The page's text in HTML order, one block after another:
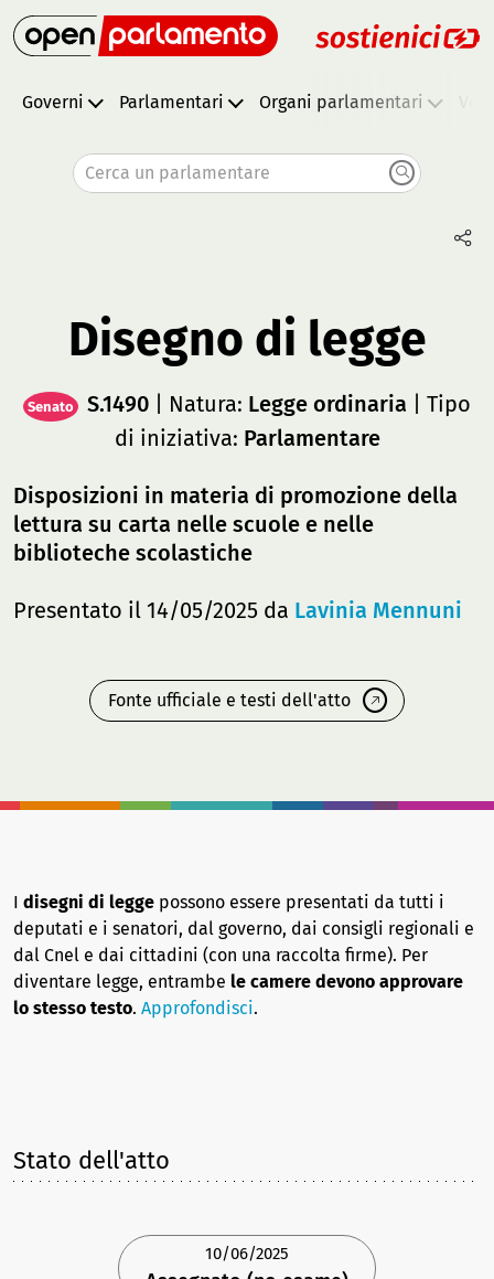
Governi Parlamentari Organi parlamentari
Cerca un parlamentare
Disegno di legge
Senato S.1490 | Natura: Legge ordinaria | Tipo
di iniziativa: Parlamentare
Disposizioni in materia di promozione della
lettura su carta nelle scuole e nelle
biblioteche scolastiche
Presentato il 14/05/2025 da Lavinia Mennuni
Fonte ufficiale e testi dell'atto
I disegni di legge possono essere presentati da tutti i
deputati e i senatori, dal governo, dai consigli regionali e
dal Cnel e dai cittadini (con una raccolta firme). Per
diventare legge, entrambe le camere devono approvare
lo stesso testo. Approfondisci.
Stato dell'atto
10/06/2025